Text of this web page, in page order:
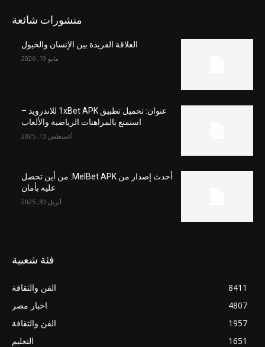
منشورات شائعة
العلاقة الفريدة بين الإنسان والخيول
مايو 19, 2026
عنوان: تحميل تطبيق 1xBet APK للاندرويد –
استمتع بالمراهنات الرياضية والألعاب
أغسطس 13, 2025
أحدث إصدار من MelBet APK: من أين تحصل
عليه بأمان
أبريل 30, 2025
فئة شعبية
الفن والثقافة
8411
اخبار مصر
4807
الفن والثقافة
1957
التعليم
1651